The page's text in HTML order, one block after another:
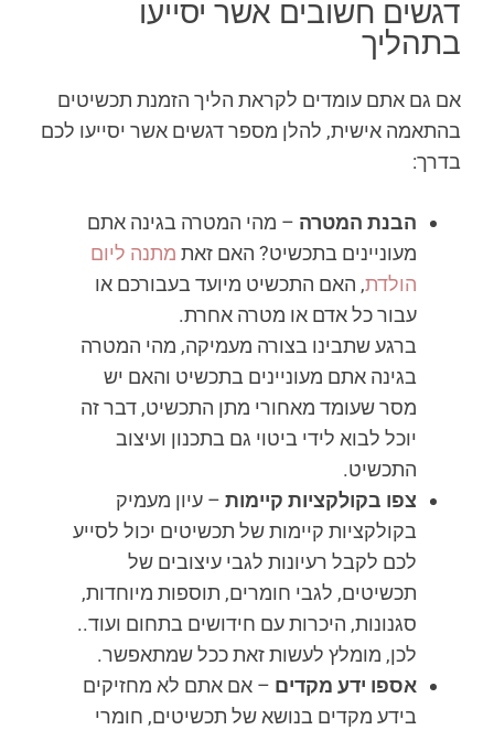
דגשים חשובים אשר יסייעו
בתהליך
אם גם אתם עומדים לקראת הליך הזמנת תכשיטים
בהתאמה אישית, להלן מספר דגשים אשר יסייעו לכם
בדרך:
הבנת המטרה – מהי המטרה בגינה אתם
מעוניינים בתכשיט? האם זאת מתנה ליום
הולדת, האם התכשיט מיועד בעבורכם או
עבור כל אדם או מטרה אחרת.
ברגע שתבינו בצורה מעמיקה, מהי המטרה
בגינה אתם מעוניינים בתכשיט והאם יש
מסר שעומד מאחורי מתן התכשיט, דבר זה
יוכל לבוא לידי ביטוי גם בתכנון ועיצוב
התכשיט.
צפו בקולקציות קיימות – עיון מעמיק
בקולקציות קיימות של תכשיטים יכול לסייע
לכם לקבל רעיונות לגבי עיצובים של
תכשיטים, לגבי חומרים, תוספות מיוחדות,
סגנונות, היכרות עם חידושים בתחום ועוד..
לכן, מומלץ לעשות זאת ככל שמתאפשר.
אספו ידע מקדים – אם אתם לא מחזיקים
בידע מקדים בנושא של תכשיטים, חומרי